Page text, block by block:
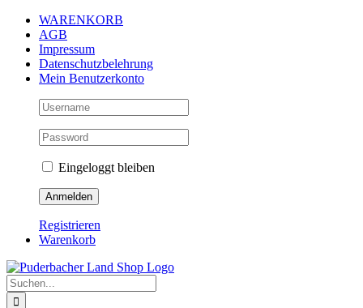
Zum
Inhalt
springen
WARENKORB
AGB
Impressum
Datenschutzbelehrung
Mein Benutzerkonto
Eingeloggt bleiben
Registrieren
Warenkorb
Suche
nach: